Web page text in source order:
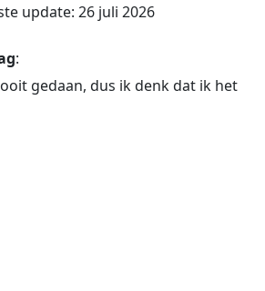
update: 26 juli 2026
:
gedaan, dus ik denk dat ik het